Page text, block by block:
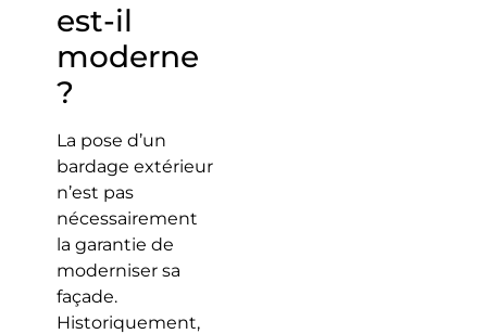
est-il
moderne
?
La pose d’un
bardage extérieur
n’est pas
nécessairement
la garantie de
moderniser sa
façade.
Historiquement,